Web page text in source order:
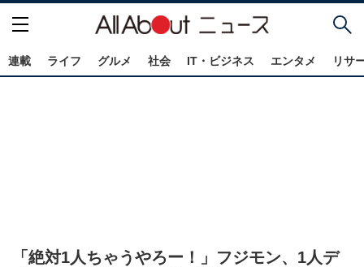
連載 ライフ グルメ 社会 IT・ビジネス エンタメ リサ
「絶対1人ちゃうやろー！」フジモン、1人デ